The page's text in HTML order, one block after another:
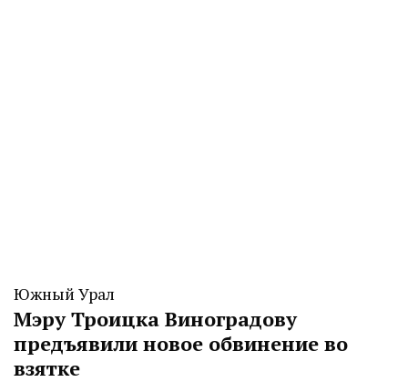
Южный Урал
Мэру Троицка Виноградову
предъявили новое обвинение во
взятке